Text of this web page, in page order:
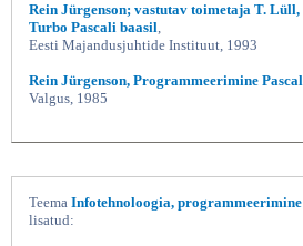
Rein Jürgenson; vastutav toimetaja T.
Turbo Pascali baasil,
Eesti Majandusjuhtide Instituut, 1993
Rein Jürgenson, Programmeerimine
Valgus, 1985
Teema Infotehnoloogia,
lisatud: